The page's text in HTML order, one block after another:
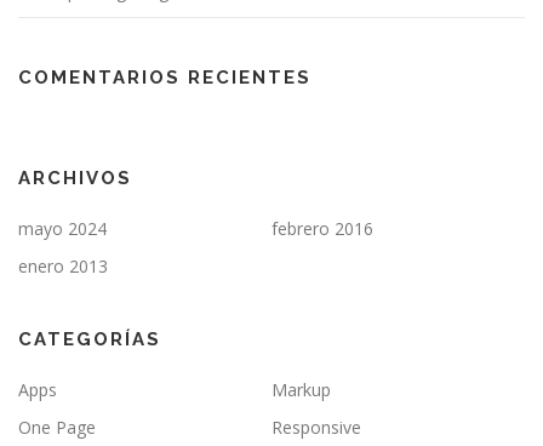
COMENTARIOS RECIENTES
ARCHIVOS
mayo 2024
febrero 2016
enero 2013
CATEGORÍAS
Apps
Markup
One Page
Responsive